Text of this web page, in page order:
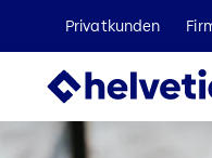
Privatkunden